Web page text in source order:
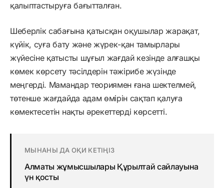
қалыптастыруға бағытталған.
Шеберлік сабағына қатысқан оқушылар жарақат,
күйік, суға бату және жүрек-қан тамырлары
жүйесіне қатысты шұғыл жағдай кезінде алғашқы
көмек көрсету тәсілдерін тәжірибе жүзінде
меңгерді. Мамандар теориямен ғана шектелмей,
төтенше жағдайда адам өмірін сақтап қалуға
көмектесетін нақты әрекеттерді көрсетті.
МЫНАНЫ ДА ОҚИ КЕТІҢІЗ
Алматы жұмысшылары Құрылтай сайлауына
үн қосты